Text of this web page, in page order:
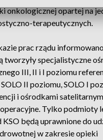
onkologicznej opartej na
terapeutycznych.
prac rządu
tworzyły specjalistyczne
III, II i I poziomu
II poziomu, SOLO I
i ośrodkami
Tylko podmioty
KSO będą uprawnione do
w zakresie opieki